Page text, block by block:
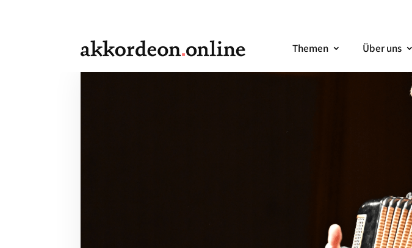
Themen Über uns